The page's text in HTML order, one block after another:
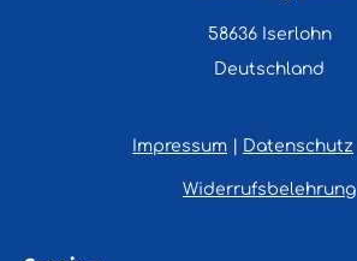
58636 Iserlohn
Deutschland
Impressum Datenschutz
Widerrufsbelehrung